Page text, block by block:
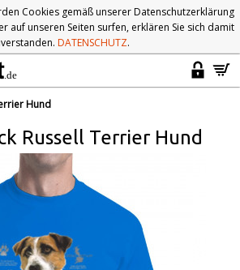
Cookies gemäß unserer Datenschutzerklärung
auf unseren Seiten surfen, erklären Sie sich damit
DATENSCHUTZ.
Hund
Russell Terrier Hund